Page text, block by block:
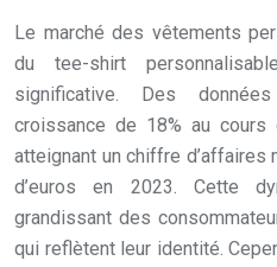
Le marché des vêtements
du tee-shirt
significative. Des
croissance de 18% au
atteignant un chiffre
d’euros en 2023. Cette
grandissant des
qui reflètent leur identité.